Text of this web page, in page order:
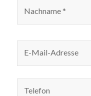
Nachname *
E-Mail-Adresse
Telefon